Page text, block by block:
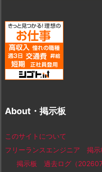
About・掲示板
このサイトについて
フリーランスエンジニア 掲示
掲示板 過去ログ（